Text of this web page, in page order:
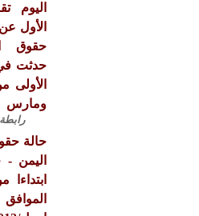
اليوم
الأول
حقوق
حدثت في
ومارس
حالة
اليمن